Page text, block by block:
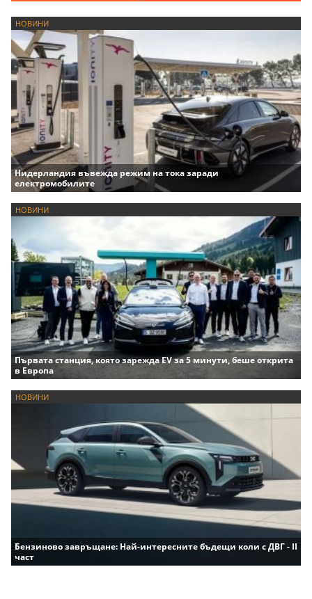
НОВИНИ
Нидерландия въвежда режим на тока заради
електромобилите
НОВИНИ
Първата станция, която зарежда EV за 5 минути, беше открита
в Европа
НОВИНИ
Бензиново завръщане: Най-интересните бъдещи коли с ДВГ - II
част